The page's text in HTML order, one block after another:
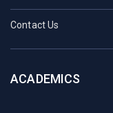
Contact Us
ACADEMICS